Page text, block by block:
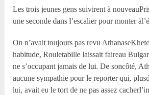
Les trois jeunes gens suivirent à
une seconde dans l’escalier pour monter
On n’avait toujours pas revu
habitude, Rouletabille laissait faireau
ne s’occupant jamais de lui. De soncôté,
aucune sympathie pour le reporter qui,
lui, avait eu le tort de ne pas assez